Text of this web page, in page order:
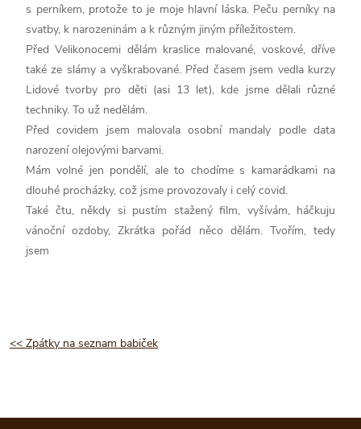
s perníkem, protože to je moje hlavní láska. Peču perníky na
svatby, k narozeninám a k různým jiným příležitostem.
Před Velikonocemi dělám kraslice malované, voskové, dříve
také ze slámy a vyškrabované. Před časem jsem vedla kurzy
Lidové tvorby pro děti (asi 13 let), kde jsme dělali různé
techniky. To už nedělám.
Před covidem jsem malovala osobní mandaly podle data
narození olejovými barvami.
Mám volné jen pondělí, ale to chodíme s kamarádkami na
dlouhé procházky, což jsme provozovaly i celý covid.
Také čtu, někdy si pustím stažený film, vyšívám, háčkuju
vánoční ozdoby, Zkrátka pořád něco dělám. Tvořím, tedy
jsem
<< Zpátky na seznam babiček